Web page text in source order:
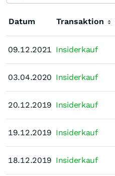
Datum
09.12.2021
03.04.2020
20.12.2019
19.12.2019
18.12.2019
Transaktion
09.12.2021 Insiderkauf
03.04.2020 Insiderkauf
20.12.2019 Insiderkauf
19.12.2019 Insiderkauf
18.12.2019 Insiderkauf